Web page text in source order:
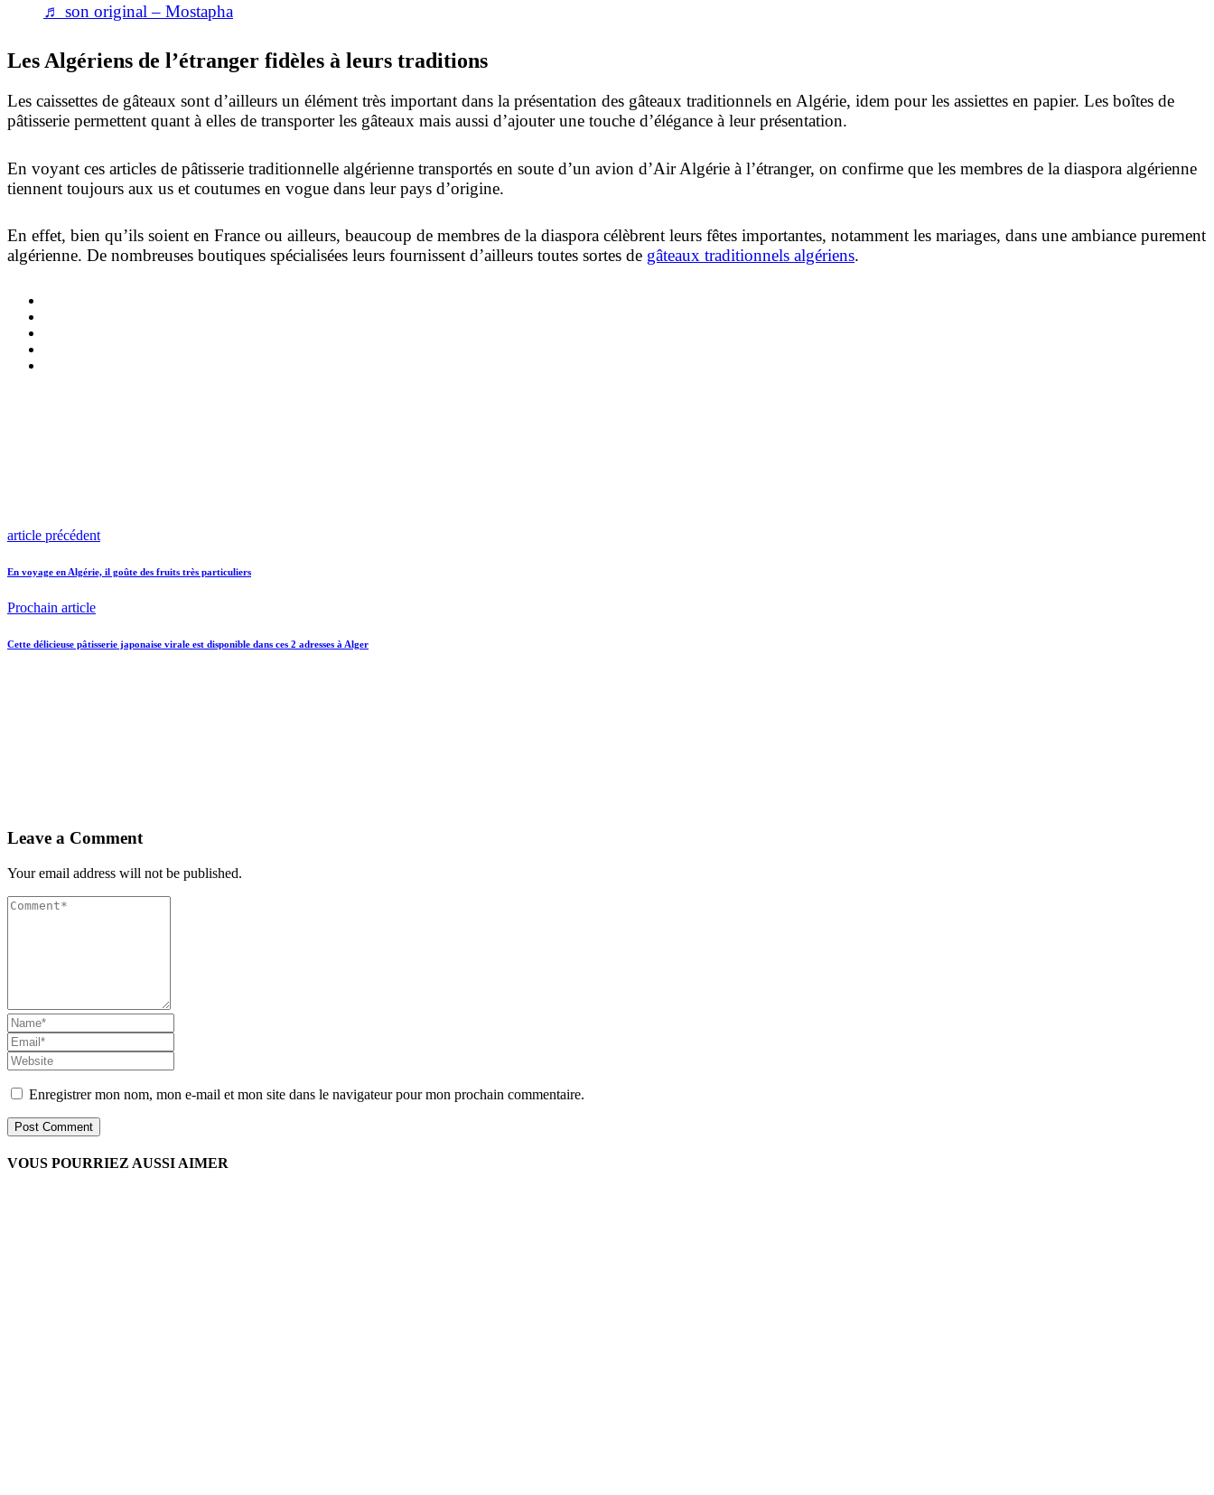
♬ son original – Mostapha
Les Algériens de l’étranger fidèles à leurs traditions
Les caissettes de gâteaux sont d’ailleurs un élément très important dans la présentation des gâteaux traditionnels en Algérie, idem pour les assiettes en papier. Les boîtes de
pâtisserie permettent quant à elles de transporter les gâteaux mais aussi d’ajouter une touche d’élégance à leur présentation.
En voyant ces articles de pâtisserie traditionnelle algérienne transportés en soute d’un avion d’Air Algérie à l’étranger, on confirme que les membres de la diaspora algérienne
tiennent toujours aux us et coutumes en vogue dans leur pays d’origine.
En effet, bien qu’ils soient en France ou ailleurs, beaucoup de membres de la diaspora célèbrent leurs fêtes importantes, notamment les mariages, dans une ambiance purement
algérienne. De nombreuses boutiques spécialisées leurs fournissent d’ailleurs toutes sortes de gâteaux traditionnels algériens.
article précédent
En voyage en Algérie, il goûte des fruits très particuliers
Prochain article
Cette délicieuse pâtisserie japonaise virale est disponible dans ces 2 adresses à Alger
Leave a Comment
Your email address will not be published.
Enregistrer mon nom, mon e-mail et mon site dans le navigateur pour mon prochain commentaire.
VOUS POURRIEZ AUSSI AIMER